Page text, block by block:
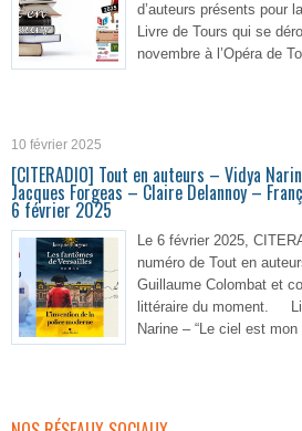
d’auteurs présents pour
Livre de Tours qui se
novembre à l’Opéra de
10 février 2025
[CITERADIO] Tout en auteurs – Vidya
Jacques Forgeas – Claire Delannoy –
6 février 2025
Le 6 février 2025,
numéro de Tout en
Guillaume Colombat et
littéraire du moment.
Narine – “Le ciel est mon